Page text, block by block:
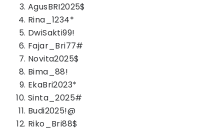
AgusBRI2025$
Rina_1234*
DwiSakti99!
Fajar_Bri77#
Novita2025$
Bima_88!
EkaBri2023*
Sinta_2025#
Budi2025!@
Riko_Bri88$